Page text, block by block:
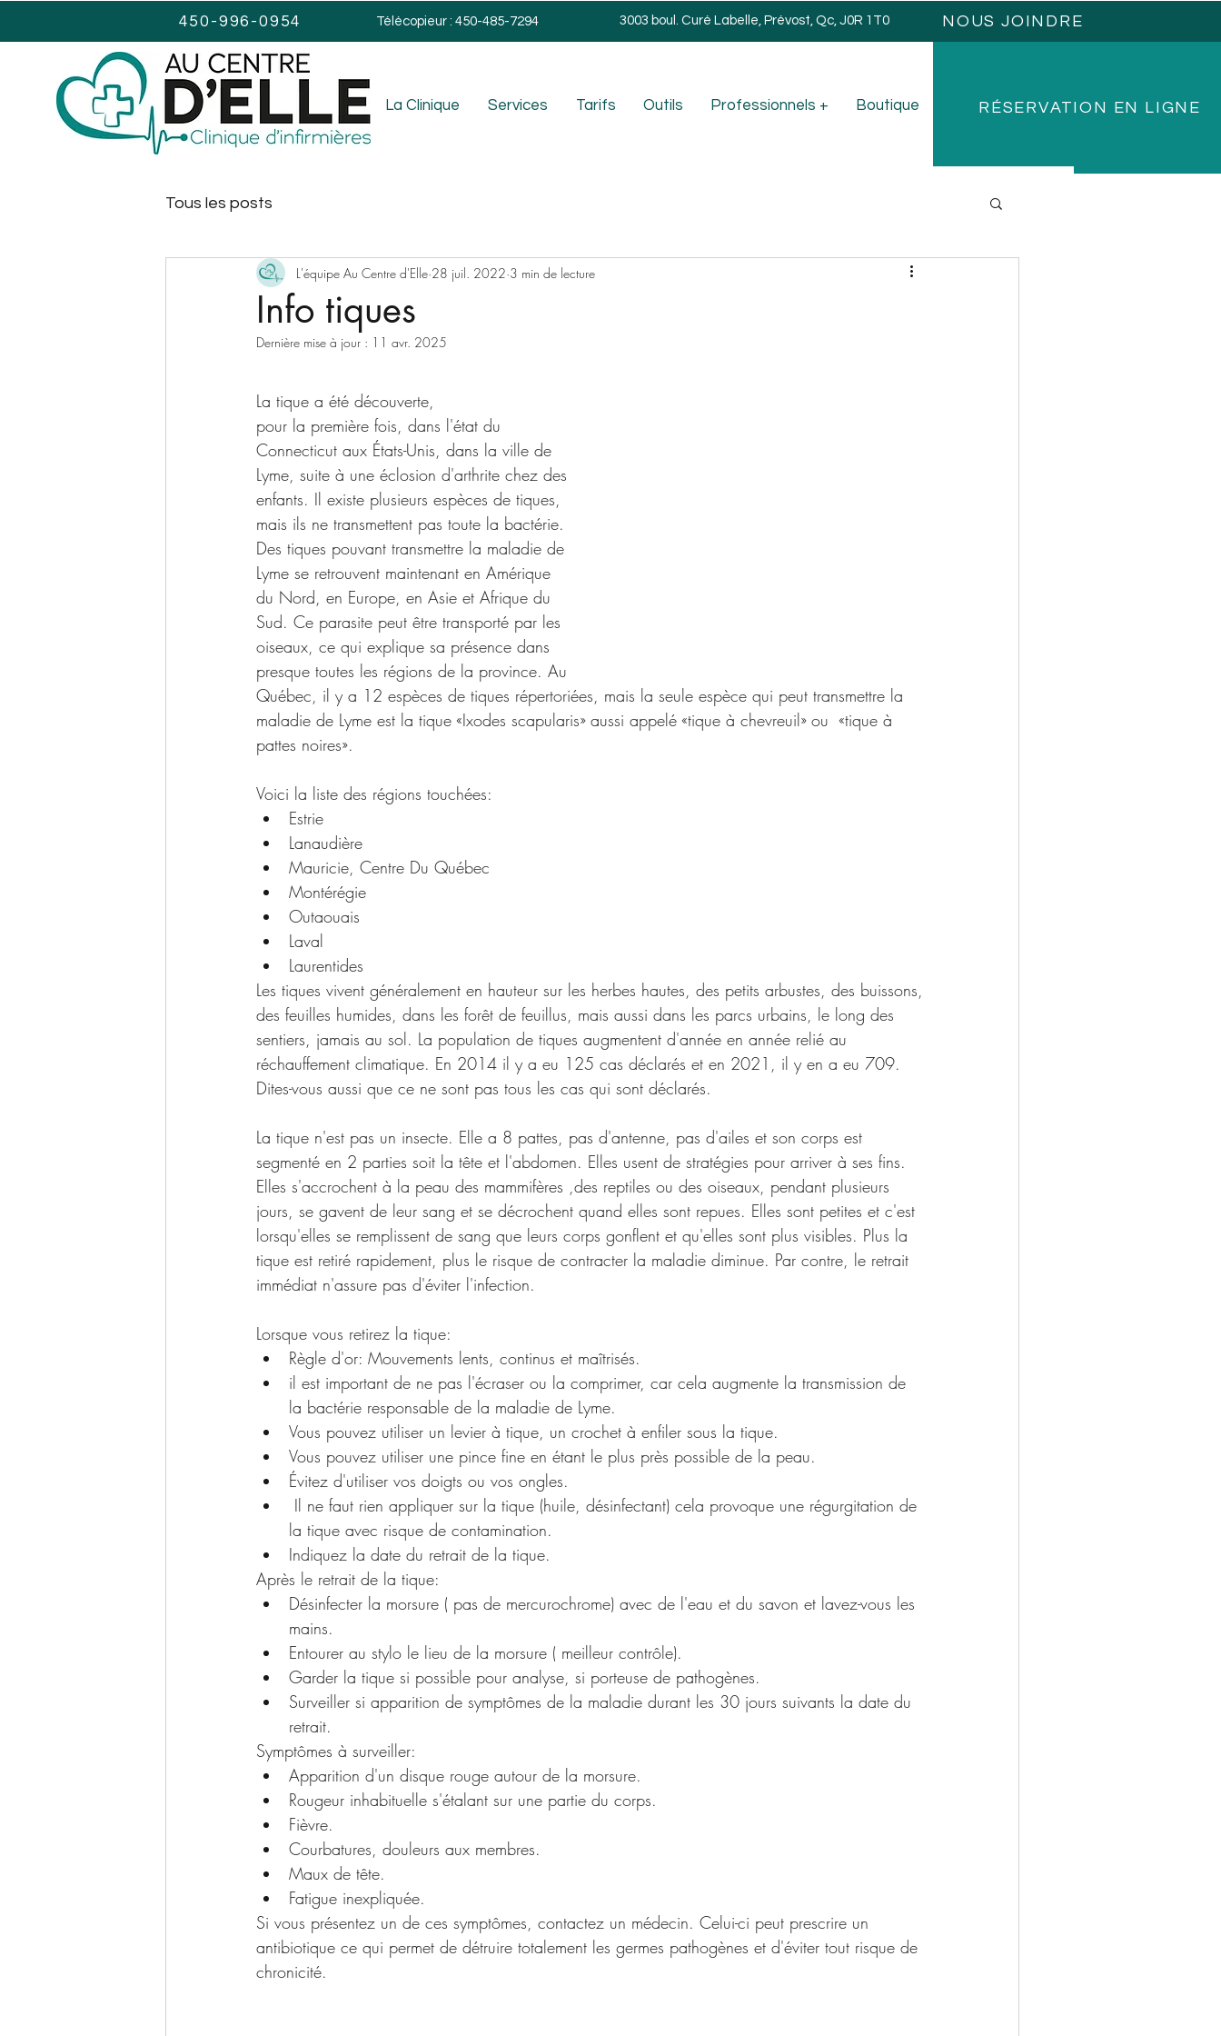
450-996-0954 Télécopieur : 450-485-7294 3003 boul. Curé Labelle, Prévost, Qc, J0R 1T0 NOUS JOINDRE
RÉSERVATION EN LIGNE
Tous les posts
Info tiques
L'équipe Au Centre d'Elle 28 juil. 2022 3 min de lecture
Dernière mise à jour : 11 avr. 2025
La tique a été découverte,
pour la première fois, dans l'état du
Connecticut aux États-Unis, dans la ville de
Lyme, suite à une éclosion d'arthrite chez des
enfants. Il existe plusieurs espèces de tiques,
mais ils ne transmettent pas toute la bactérie.
Des tiques pouvant transmettre la maladie de
Lyme se retrouvent maintenant en Amérique
du Nord, en Europe, en Asie et Afrique du
Sud. Ce parasite peut être transporté par les
oiseaux, ce qui explique sa présence dans
presque toutes les régions de la province. Au
Québec, il y a 12 espèces de tiques répertoriées, mais la seule espèce qui peut transmettre la
maladie de Lyme est la tique «Ixodes scapularis» aussi appelé «tique à chevreuil» ou  «tique à
pattes noires».
Voici la liste des régions touchées:
Estrie
Lanaudière
Mauricie, Centre Du Québec
Montérégie
Outaouais
Laval
Laurentides
Les tiques vivent généralement en hauteur sur les herbes hautes, des petits arbustes, des buissons,
des feuilles humides, dans les forêt de feuillus, mais aussi dans les parcs urbains, le long des
sentiers, jamais au sol. La population de tiques augmentent d'année en année relié au
réchauffement climatique. En 2014 il y a eu 125 cas déclarés et en 2021, il y en a eu 709.
Dites-vous aussi que ce ne sont pas tous les cas qui sont déclarés.
La tique n'est pas un insecte. Elle a 8 pattes, pas d'antenne, pas d'ailes et son corps est
segmenté en 2 parties soit la tête et l'abdomen. Elles usent de stratégies pour arriver à ses fins.
Elles s'accrochent à la peau des mammifères ,des reptiles ou des oiseaux, pendant plusieurs
jours, se gavent de leur sang et se décrochent quand elles sont repues. Elles sont petites et c'est
lorsqu'elles se remplissent de sang que leurs corps gonflent et qu'elles sont plus visibles. Plus la
tique est retiré rapidement, plus le risque de contracter la maladie diminue. Par contre, le retrait
immédiat n'assure pas d'éviter l'infection.
Lorsque vous retirez la tique:
Règle d'or: Mouvements lents, continus et maîtrisés.
il est important de ne pas l'écraser ou la comprimer, car cela augmente la transmission de
la bactérie responsable de la maladie de Lyme.
Vous pouvez utiliser un levier à tique, un crochet à enfiler sous la tique.
Vous pouvez utiliser une pince fine en étant le plus près possible de la peau.
Évitez d'utiliser vos doigts ou vos ongles.
la tique avec risque de contamination.
Indiquez la date du retrait de la tique.
Après le retrait de la tique:
Désinfecter la morsure ( pas de mercurochrome) avec de l'eau et du savon et lavez-vous les
mains.
Entourer au stylo le lieu de la morsure ( meilleur contrôle).
Garder la tique si possible pour analyse, si porteuse de pathogènes.
Surveiller si apparition de symptômes de la maladie durant les 30 jours suivants la date du
retrait.
Symptômes à surveiller:
Apparition d'un disque rouge autour de la morsure.
Rougeur inhabituelle s'étalant sur une partie du corps.
Fièvre.
Courbatures, douleurs aux membres.
Maux de tête.
Fatigue inexpliquée.
Si vous présentez un de ces symptômes, contactez un médecin. Celui-ci peut prescrire un
antibiotique ce qui permet de détruire totalement les germes pathogènes et d'éviter tout risque de
chronicité.
La Clinique Services Tarifs Outils Professionnels + Boutique